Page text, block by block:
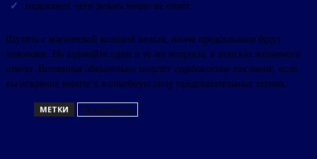
подскажет, чего делать точно не стоит.
Шутить с магической колодой нельзя, иначе предсказания будут
ложными. Не задавайте одни и те же вопросы, в поисках желаемого
ответа. Вселенная обязательно пошлёт судьбоносное послание, если
вы искренне верите в волшебную силу предсказательных техник.
МЕТКИ На финансы